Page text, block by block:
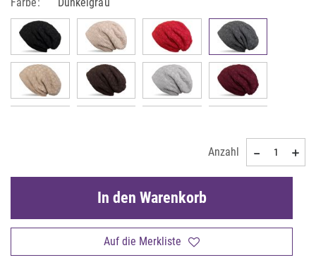
Anzahl
Auf die Merkliste
In den Warenkorb